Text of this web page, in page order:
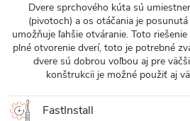
Dvere sprchového kúta sú
(pivotoch) a os otáčania je
umožňuje ľahšie otváranie. Toto
plné otvorenie dverí, toto je potrebné
dvere sú dobrou voľbou aj pre
konštrukcii je možné použiť aj
FastInstall